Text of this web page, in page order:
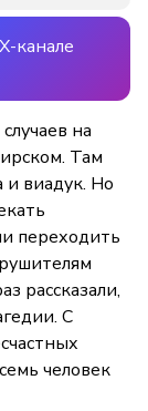
канале
на
Там
виадук. Но
переходить
рассказали,
С
человек